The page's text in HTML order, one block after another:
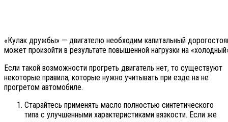
«Кулак дружбы» — двигателю необходим капитальный
может произойти в результате повышенной нагрузки на
Если такой возможности прогреть двигатель нет, то существуют
некоторые правила, которые нужно учитывать при езде на не
прогретом автомобиле.
Старайтесь применять масло полностью синтетического
типа с улучшенными характеристиками вязкости. Если же